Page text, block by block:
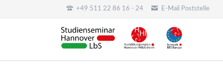
+49 511 22 86 16 - 24 E-Mail Poststelle